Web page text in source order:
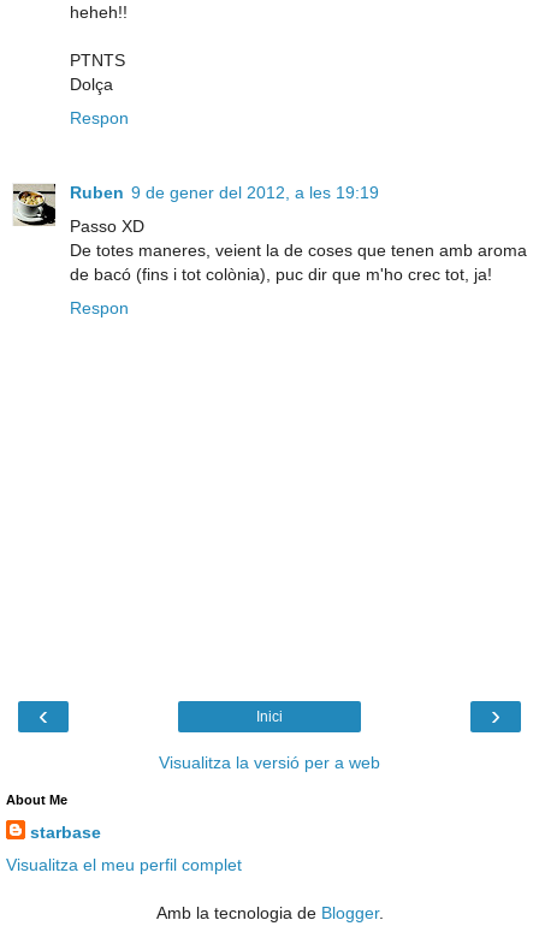
heheh!!
PTNTS
Dolça
Respon
Ruben 9 de gener del 2012, a les 19:19
Passo XD
De totes maneres, veient la de coses que tenen amb aroma
de bacó (fins i tot colònia), puc dir que m'ho crec tot, ja!
Respon
‹ ›
Inici
Visualitza la versió per a web
About Me
starbase
Visualitza el meu perfil complet
Amb la tecnologia de Blogger.